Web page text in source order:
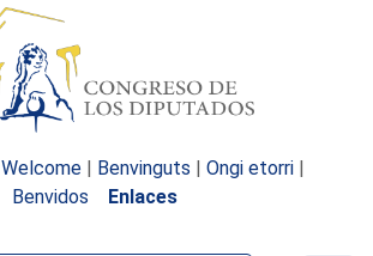
Welcome | Benvinguts | Ongi etorri |
Benvidos
Enlaces